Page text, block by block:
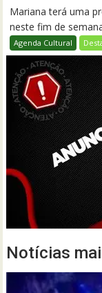
Mariana terá uma
neste fim de
Agenda Cultural
Notícias